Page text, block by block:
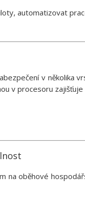
automatizovat
v několika
v procesoru zajišťuje
na oběhové